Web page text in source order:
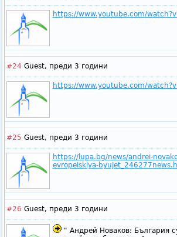
https://www.youtube.com/
#24 Guest, преди 3 години
https://www.youtube.com/
#25 Guest, преди 3 години
https://lupa.bg/news/andrei-
evropeiskiya-
#26 Guest, преди 3 години
" Андрей Новаков: България